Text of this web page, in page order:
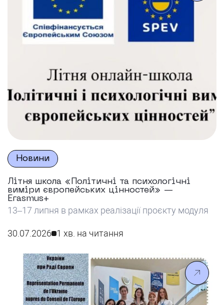
Новини
Літня школа «Політичні та психологічні
виміри європейських цінностей» —
Erasmus+
13–17 липня в рамках реалізації проєкту модуля
психологічні аспекти європейських цінностей в
Університету імені Альфреда Нобеля було
проведено Літню школу «Політичні та
психологічні виміри європейських цінностей».
Перший день був присвячений огляду сучасних
європейських студій. Кандидат політичних наук,
30.07.2026 1 хв. на читання